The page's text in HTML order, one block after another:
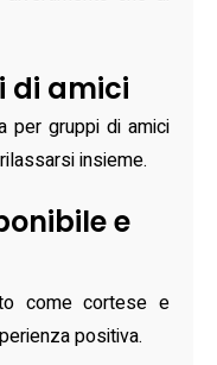
di amici
per gruppi di amici
insieme.
e
come cortese e
positiva.